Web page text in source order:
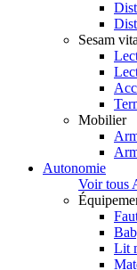
Sesam
Mobilier
Autonomie
Voir tous
Lit